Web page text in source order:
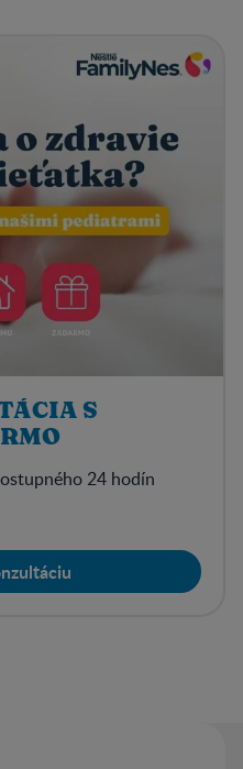
S
24 hodín